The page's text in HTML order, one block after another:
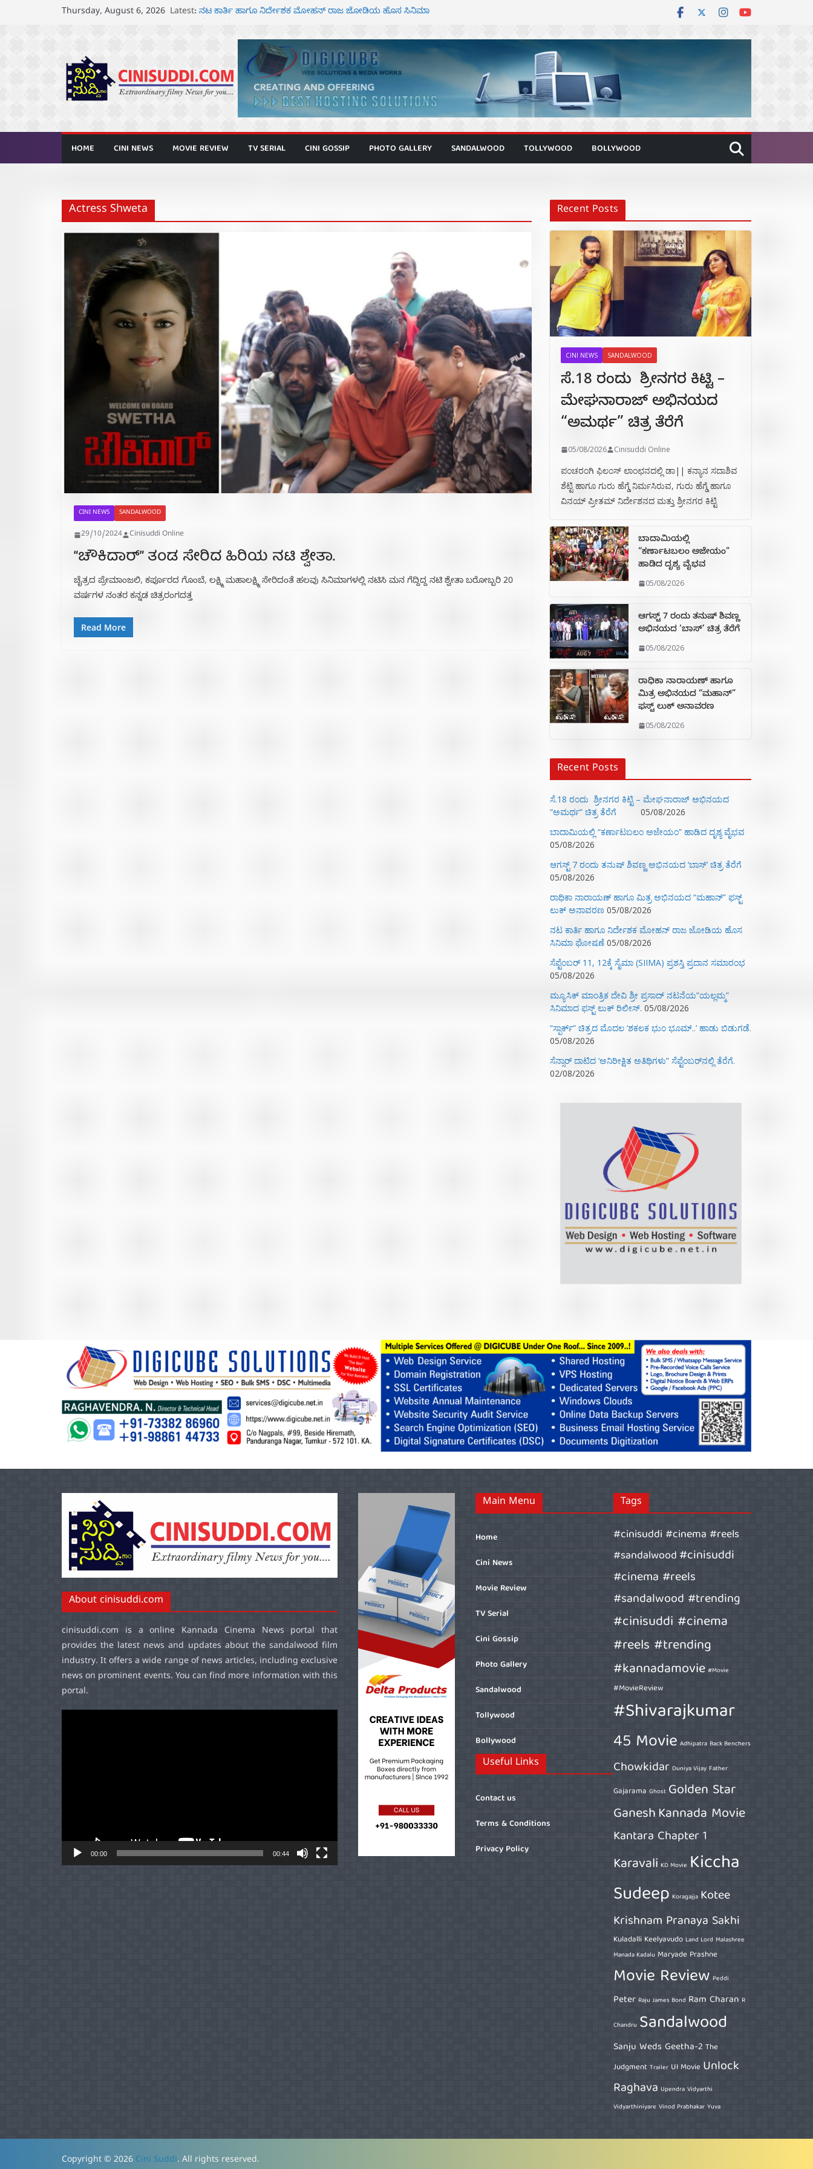
Thursday, August 6, 2026 Latest: ನಟ ಕಾರ್ತಿ ಹಾಗೂ ನಿರ್ದೇಶಕ ಮೋಹನ್ ರಾಜ ಜೋಡಿಯ ಹೊಸ ಸಿನಿಮಾ
ಬಾದಾಮಿಯಲ್ಲಿ “ಕರ್ಣಾಟಬಲಂ ಅಜೇಯಂ” ಹಾಡಿದ ದೃಶ್ಯ ವೈಭವ
ಆಗಸ್ಟ್ 7 ರಂದು ತನುಷ್ ಶಿವಣ್ಣ ಅಭಿನಯದ ‘ಬಾಸ್’ ಚಿತ್ರ ತೆರೆಗೆ
ರಾಧಿಕಾ ನಾರಾಯಣ್ ಹಾಗೂ ಮಿತ್ರ ಅಭಿನಯದ “ಮಹಾನ್” ಫಸ್ಟ್ ಲುಕ್
ಅನಾವರಣ
HOME CINI NEWS MOVIE REVIEW TV SERIAL CINI GOSSIP PHOTO GALLERY SANDALWOOD TOLLYWOOD BOLLYWOOD
Actress Shweta
CINI NEWS SANDALWOOD
29/10/2024 Cinisuddi Online
“ಚೌಕಿದಾರ್” ತಂಡ ಸೇರಿದ ಹಿರಿಯ ನಟಿ ಶ್ವೇತಾ.
ಚೈತ್ರದ ಪ್ರೇಮಾಂಜಲಿ, ಕರ್ಪೂರದ ಗೊಂಬೆ, ಲಕ್ಷ್ಮಿ ಮಹಾಲಕ್ಷ್ಮಿ ಸೇರಿದಂತೆ ಹಲವು ಸಿನಿಮಾಗಳಲ್ಲಿ ನಟಿಸಿ ಮನ ಗೆದ್ದಿದ್ದ ನಟಿ ಶ್ವೇತಾ ಬರೋಬ್ಬರಿ 20
ವರ್ಷಗಳ ನಂತರ ಕನ್ನಡ ಚಿತ್ರರಂಗದತ್ತ
Read More
Recent Posts
CINI NEWS SANDALWOOD
ಸೆ.18 ರಂದು ಶ್ರೀನಗರ ಕಿಟ್ಟಿ –
ಮೇಘನಾರಾಜ್ ಅಭಿನಯದ
“ಅಮರ್ಥ” ಚಿತ್ರ ತೆರೆಗೆ
05/08/2026 Cinisuddi Online
ಪಂಚರಂಗಿ ಫಿಲಂಸ್ ಲಾಂಛನದಲ್ಲಿ ಡಾ|| ಕನ್ಯಾನ ಸದಾಶಿವ
ಶೆಟ್ಟಿ ಹಾಗೂ ಗುರು ಹೆಗ್ಡೆ ನಿರ್ಮಸಿರುವ, ಗುರು ಹೆಗ್ಡೆ ಹಾಗೂ
ವಿನಯ್ ಪ್ರೀತಮ್ ನಿರ್ದೇಶನದ ಮತ್ತು ಶ್ರೀನಗರ ಕಿಟ್ಟಿ
ಬಾದಾಮಿಯಲ್ಲಿ
“ಕರ್ಣಾಟಬಲಂ ಅಜೇಯಂ”
ಹಾಡಿದ ದೃಶ್ಯ ವೈಭವ
05/08/2026
ಆಗಸ್ಟ್ 7 ರಂದು ತನುಷ್ ಶಿವಣ್ಣ
ಅಭಿನಯದ ‘ಬಾಸ್’ ಚಿತ್ರ ತೆರೆಗೆ
05/08/2026
ರಾಧಿಕಾ ನಾರಾಯಣ್ ಹಾಗೂ
ಮಿತ್ರ ಅಭಿನಯದ “ಮಹಾನ್”
ಫಸ್ಟ್ ಲುಕ್ ಅನಾವರಣ
05/08/2026
Recent Posts
ಸೆ.18 ರಂದು ಶ್ರೀನಗರ ಕಿಟ್ಟಿ – ಮೇಘನಾರಾಜ್ ಅಭಿನಯದ
“ಅಮರ್ಥ” ಚಿತ್ರ ತೆರೆಗೆ
05/08/2026
ಬಾದಾಮಿಯಲ್ಲಿ “ಕರ್ಣಾಟಬಲಂ ಅಜೇಯಂ” ಹಾಡಿದ ದೃಶ್ಯ ವೈಭವ
05/08/2026
ಆಗಸ್ಟ್ 7 ರಂದು ತನುಷ್ ಶಿವಣ್ಣ ಅಭಿನಯದ ‘ಬಾಸ್’ ಚಿತ್ರ ತೆರೆಗೆ
05/08/2026
ರಾಧಿಕಾ ನಾರಾಯಣ್ ಹಾಗೂ ಮಿತ್ರ ಅಭಿನಯದ “ಮಹಾನ್” ಫಸ್ಟ್
ಲುಕ್ ಅನಾವರಣ 05/08/2026
ನಟ ಕಾರ್ತಿ ಹಾಗೂ ನಿರ್ದೇಶಕ ಮೋಹನ್ ರಾಜ ಜೋಡಿಯ ಹೊಸ
ಸಿನಿಮಾ ಘೋಷಣೆ 05/08/2026
ಸೆಪ್ಟೆಂಬರ್ 11, 12ಕ್ಕೆ ಸೈಮಾ (SIIMA) ಪ್ರಶಸ್ತಿ ಪ್ರದಾನ ಸಮಾರಂಭ
05/08/2026
ಮ್ಯೂಸಿಕ್‌ ಮಾಂತ್ರಿಕ ದೇವಿ ಶ್ರೀ ಪ್ರಸಾದ್ ನಟನೆಯ”ಯಲ್ಲಮ್ಮ”
ಸಿನಿಮಾದ ಫಸ್ಟ್‌ ಲುಕ್‌ ರಿಲೀಸ್. 05/08/2026
“ಸ್ಪಾರ್ಕ್” ಚಿತ್ರದ ಮೊದಲ‌ ‘ಶಕಲಕ ಭುಂ‌ ಭೂಮ್..’ ಹಾಡು ಬಿಡುಗಡೆ.
05/08/2026
ಸೆನ್ಸಾರ್ ದಾಟಿದ ‘ಅನಿರೀಕ್ಷಿತ ಅತಿಥಿಗಳು” ಸೆಪ್ಟೆಂಬರ್‌ನಲ್ಲಿ ತೆರೆಗೆ.
02/08/2026
About cinisuddi.com
cinisuddi.com is a online Kannada Cinema News portal that
provides the latest news and updates about the sandalwood film
industry. It offers a wide range of news articles, including exclusive
news on prominent events. You can find more information with this
portal.
00:00 00:44
Main Menu
Home
Cini News
Movie Review
TV Serial
Cini Gossip
Photo Gallery
Sandalwood
Tollywood
Bollywood
Useful Links
Contact us
Terms & Conditions
Privacy Policy
Tags
#cinisuddi #cinema #reels
#sandalwood#cinisuddi
#cinema #reels
#sandalwood #trending
#cinisuddi #cinema
#reels #trending
#kannadamovie #Movie
#MovieReview
#Shivarajkumar
45 Movie Adhipatra Back Benchers
Chowkidar Duniya Vijay Father
Gajarama Ghost Golden Star
GaneshKannada Movie
Kantara Chapter 1
Karavali KD Movie Kiccha
Sudeep Koragajja Kotee
Krishnam Pranaya Sakhi
Kuladalli Keelyavudo Land Lord Malashree
Manada Kadalu Maryade Prashne
Movie Review Peddi
Peter Raju James Bond Ram Charan R
Chandru Sandalwood
Sanju Weds Geetha-2 The
Judgment Trailer UI Movie Unlock
Raghava Upendra Vidyarthi
Vidyarthiniyare Vinod Prabhakar Yuva
Copyright © 2026 Cini Suddi. All rights reserved.